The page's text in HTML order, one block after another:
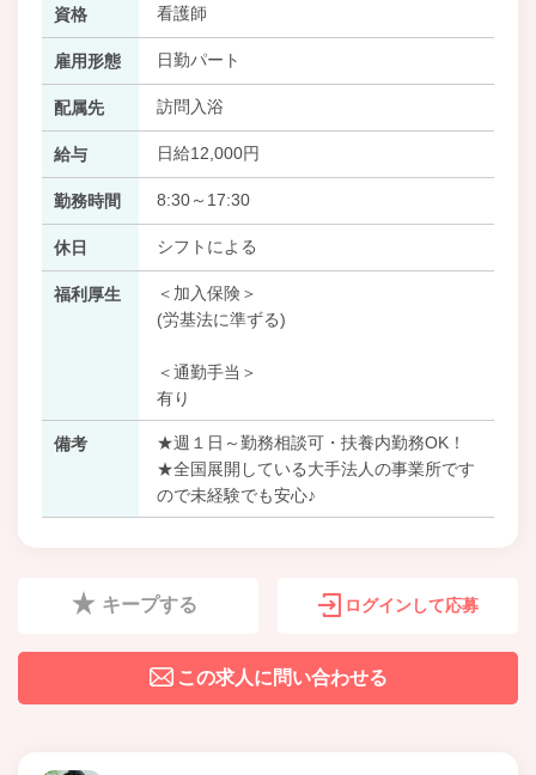
資格 看護師
雇用形態 日勤パート
配属先 訪問入浴
給与 日給12,000円
勤務時間 8:30～17:30
休日 シフトによる
福利厚生
＜加入保険＞
(労基法に準ずる)
＜通勤手当＞
有り
備考
★週１日～勤務相談可・扶養内勤務OK！
★全国展開している大手法人の事業所です
ので未経験でも安心♪
キープする ログインして応募
この求人に問い合わせる